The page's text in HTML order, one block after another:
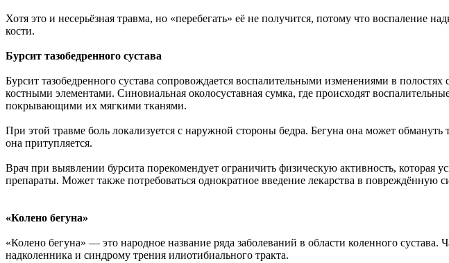
Хотя это и несерьёзная травма, но «перебегать» её не получится, потому что воспаление
кости.
Бурсит тазобедренного сустава
Бурсит тазобедренного сустава сопровождается воспалительными изменениями в
костными элементами. Синовиальная околосуставная сумка, где происходят
покрывающими их мягкими тканями.
При этой травме боль локализуется с наружной стороны бедра. Бегуна она может
она притупляется.
Врач при выявлении бурсита порекомендует ограничить физическую активность,
препараты. Может также потребоваться однократное введение лекарства в повреждённую
«Колено бегуна»
«Колено бегуна» — это народное название ряда заболеваний в области коленного
надколенника и синдрому трения илиотибиального тракта.